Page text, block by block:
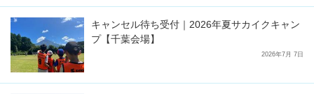
キャンセル待ち受付｜2026年夏サカイクキャン
プ【千葉会場】
2026年7月 7日